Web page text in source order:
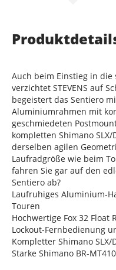
Auch beim Einstieg in
verzichtet STEVENS auf
begeistert das Sentiero
Aluminiumrahmen mit
geschmiedeten
kompletten Shimano
derselben agilen
Laufradgröße wie beim
fahren Sie gar auf den
Sentiero ab?
Laufruhiges Aluminium-
Touren
Hochwertige Fox 32
Lockout-Fernbedienung
Kompletter Shimano
Starke Shimano BR-